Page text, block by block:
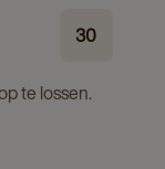
30
te lossen.